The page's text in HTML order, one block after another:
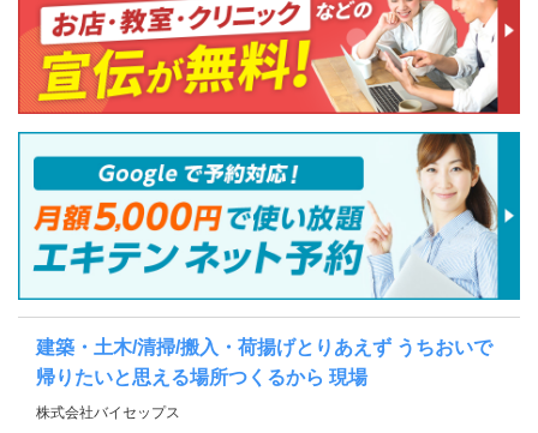
建築・土木/清掃/搬入・荷揚げとりあえず うちおいで
帰りたいと思える場所つくるから 現場
株式会社バイセップス